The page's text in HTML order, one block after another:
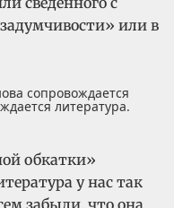
или в
сопровождается
литература.
обкатки»
у нас так
забыли, что она